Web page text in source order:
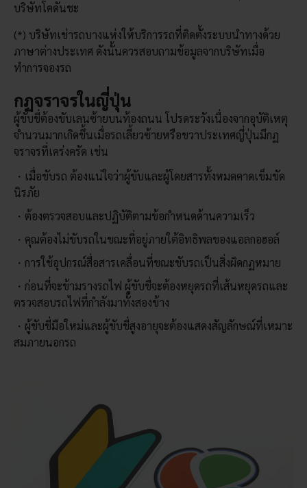
บริษัทโคดันชะ
(*) บริษัทเช่ารถบางแห่งให้บริการรถที่ติดตั้งระบบนำทางด้วย
ภาษาต่างประเทศ ดังนั้นควรสอบถามข้อมูลจากบริษัทเมื่อ
ทำการจองรถ
กฏจราจรในญี่ปุ่น
ผู้ขับขี่ต้องขับเลนซ้ายบนท้องถนน โปรดระวังเนื่องจากอุบัติเหตุ
จำนวนมากเกิดขึ้นเมื่อรถเลี้ยวซ้ายหรือขวาประเทศญี่ปุ่นมีกฏ
จราจรที่เคร่งครัด เช่น
เมื่อขับรถ ต้องแน่ใจว่าผู้ขับและผู้โดยสารทั้งหมดคาดเข็มขัด
นิรภัย
ต้องตรวจสอบและปฏิบัติตามข้อกำหนดด้านความเร็ว
คุณต้องไม่ขับรถในขณะที่อยู่ภายใต้อิทธิพลของแอลกอฮอล์
การใช้อุปกรณ์สื่อสารเคลื่อนที่ขณะขับรถเป็นสิ่งผิดกฏหมาย
ก่อนที่จะข้ามรางรถไฟ ผู้ขับขี่จะต้องหยุดรถที่เส้นหยุดรถและ
ตรวจสอบรถไฟที่กำลังมาทั้งสองข้าง
ผู้ขับขี่มือใหม่และผู้ขับขี่สูงอายุจะต้องแสดงสัญลักษณ์ที่เหมาะ
สมภายนอกรถ